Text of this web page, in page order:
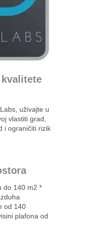
kvalitete
uživajte u
vlastiti grad,
i ograničiti rizik
do 140 m2 *
od 140
plafona od